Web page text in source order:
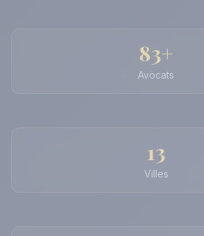
83+
Avocats
13
Villes